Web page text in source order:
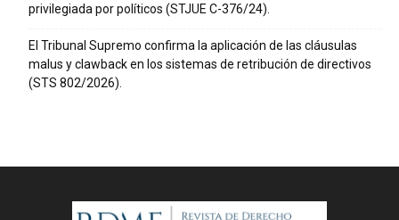
privilegiada por políticos (STJUE C-376/24).
El Tribunal Supremo confirma la aplicación de las cláusulas
malus y clawback en los sistemas de retribución de directivos
(STS 802/2026).